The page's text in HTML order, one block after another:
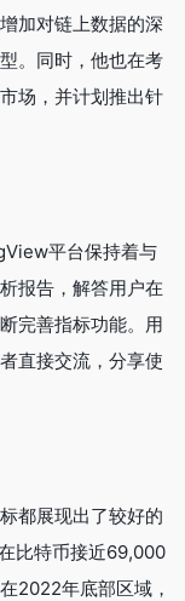
加对链上数据的深
。同时，他也在考
场，并计划推出针
平台保持着与
报告，解答用户在
完善指标功能。用
直接交流，分享使
都展现出了较好的
比特币接近69,000
2022年底部区域，